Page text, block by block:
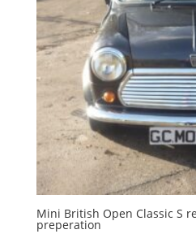
Mini British Open Classic S
preperation